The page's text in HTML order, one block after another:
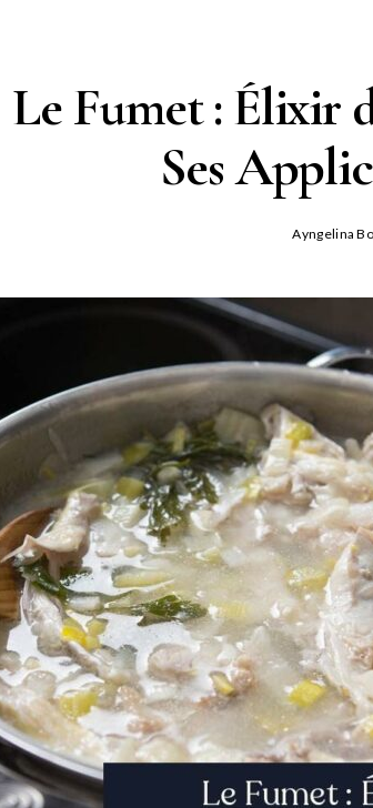
Le Fumet : Élixir
Ses
Ayngelina